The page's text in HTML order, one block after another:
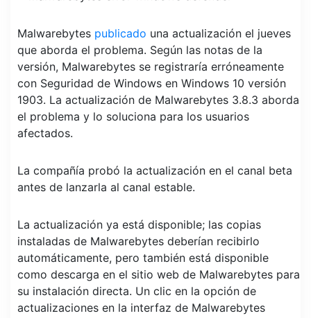
Malwarebytes publicado una actualización el jueves
que aborda el problema. Según las notas de la
versión, Malwarebytes se registraría erróneamente
con Seguridad de Windows en Windows 10 versión
1903. La actualización de Malwarebytes 3.8.3 aborda
el problema y lo soluciona para los usuarios
afectados.
La compañía probó la actualización en el canal beta
antes de lanzarla al canal estable.
La actualización ya está disponible; las copias
instaladas de Malwarebytes deberían recibirlo
automáticamente, pero también está disponible
como descarga en el sitio web de Malwarebytes para
su instalación directa. Un clic en la opción de
actualizaciones en la interfaz de Malwarebytes